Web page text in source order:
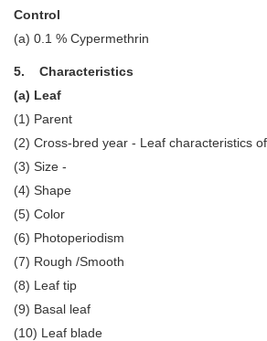
Control
(a) 0.1 % Cypermethrin
5. Characteristics
(a) Leaf
(1) Parent
(2) Cross-bred year - Leaf characteristics
(3) Size -
(4) Shape
(5) Color
(6) Photoperiodism
(7) Rough /Smooth
(8) Leaf tip
(9) Basal leaf
(10) Leaf blade